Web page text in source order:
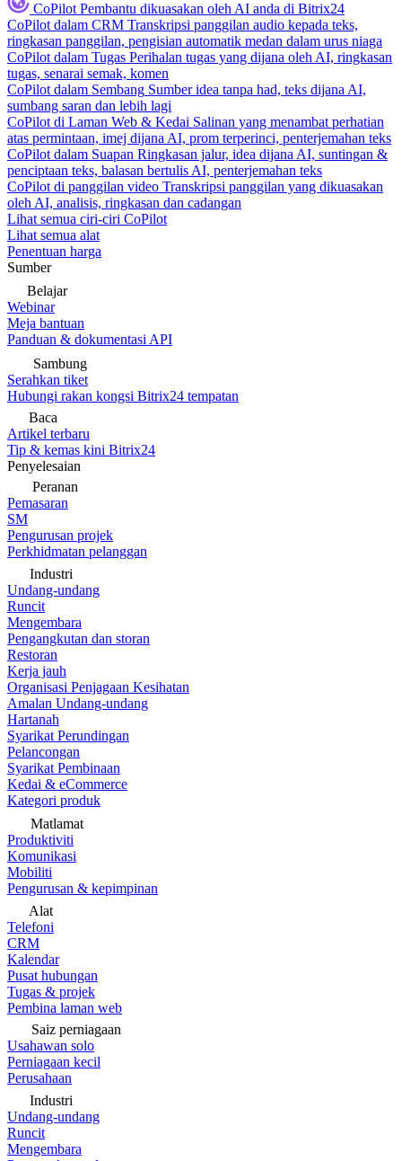
CoPilot Pembantu dikuasakan oleh AI anda di Bitrix24
CoPilot dalam CRM Transkripsi panggilan audio kepada teks,
ringkasan panggilan, pengisian automatik medan dalam urus niaga
CoPilot dalam Tugas Perihalan tugas yang dijana oleh AI, ringkasan
tugas, senarai semak, komen
CoPilot dalam Sembang Sumber idea tanpa had, teks dijana AI,
sumbang saran dan lebih lagi
CoPilot di Laman Web & Kedai Salinan yang menambat perhatian
atas permintaan, imej dijana AI, prom terperinci, penterjemahan teks
CoPilot dalam Suapan Ringkasan jalur, idea dijana AI, suntingan &
penciptaan teks, balasan bertulis AI, penterjemahan teks
CoPilot di panggilan video Transkripsi panggilan yang dikuasakan
oleh AI, analisis, ringkasan dan cadangan
Lihat semua ciri-ciri CoPilot
Lihat semua alat
Penentuan harga
Sumber
Belajar
Webinar
Meja bantuan
Panduan & dokumentasi API
Sambung
Serahkan tiket
Hubungi rakan kongsi Bitrix24 tempatan
Baca
Artikel terbaru
Tip & kemas kini Bitrix24
Penyelesaian
Peranan
Pemasaran
SM
Pengurusan projek
Perkhidmatan pelanggan
Industri
Undang-undang
Runcit
Mengembara
Pengangkutan dan storan
Restoran
Kerja jauh
Organisasi Penjagaan Kesihatan
Amalan Undang-undang
Hartanah
Syarikat Perundingan
Pelancongan
Syarikat Pembinaan
Kedai & eCommerce
Kategori produk
Matlamat
Produktiviti
Komunikasi
Mobiliti
Pengurusan & kepimpinan
Alat
Telefoni
CRM
Kalendar
Pusat hubungan
Tugas & projek
Pembina laman web
Saiz perniagaan
Usahawan solo
Perniagaan kecil
Perusahaan
Industri
Undang-undang
Runcit
Mengembara